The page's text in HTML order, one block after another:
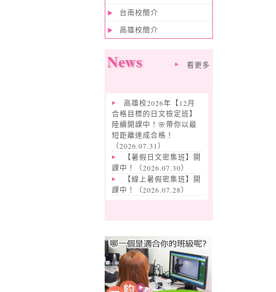
台南校簡介
高雄校簡介
News 看更多
高雄校2026年【12月
合格目標的日文檢定班】
陸續開課中！🌸帶你以最
短距離達成合格！
（2026.07.31）
【暑假日文密集班】開
課中！（2026.07.30）
【線上暑假密集班】開
課中！（2026.07.28）